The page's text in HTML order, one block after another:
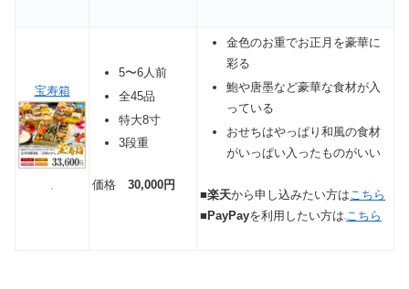
宝寿箱
5〜6人前
全45品
特大8寸
3段重
価格 30,000円
金色のお重でお正月を豪華に
彩る
鮑や唐墨など豪華な食材が入
っている
おせちはやっぱり和風の食材
がいっぱい入ったものがいい
■楽天から申し込みたい方は こちら
■PayPayを利用したい方は こちら